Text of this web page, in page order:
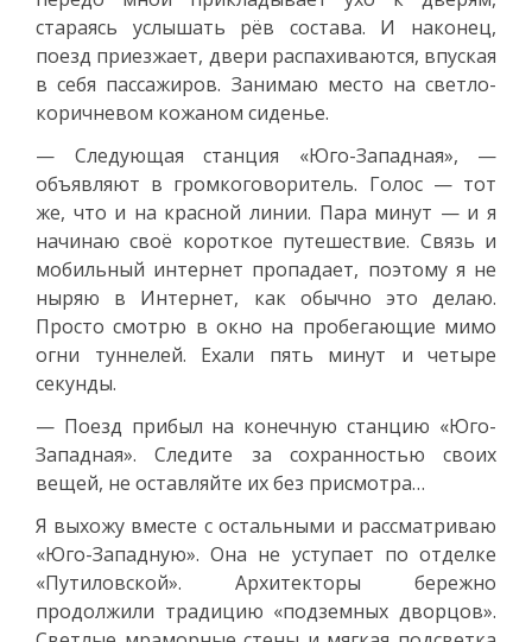
стараясь услышать рёв состава. И наконец,
поезд приезжает, двери распахиваются, впуская
в себя пассажиров. Занимаю место на светло-
коричневом кожаном сиденье.
— Следующая станция «Юго-Западная», —
объявляют в громкоговоритель. Голос — тот
же, что и на красной линии. Пара минут — и я
начинаю своё короткое путешествие. Связь и
мобильный интернет пропадает, поэтому я не
ныряю в Интернет, как обычно это делаю.
Просто смотрю в окно на пробегающие мимо
огни туннелей. Ехали пять минут и четыре
секунды.
— Поезд прибыл на конечную станцию «Юго-
Западная». Следите за сохранностью своих
вещей, не оставляйте их без присмотра…
Я выхожу вместе с остальными и рассматриваю
«Юго-Западную». Она не уступает по отделке
«Путиловской». Архитекторы бережно
продолжили традицию «подземных дворцов».